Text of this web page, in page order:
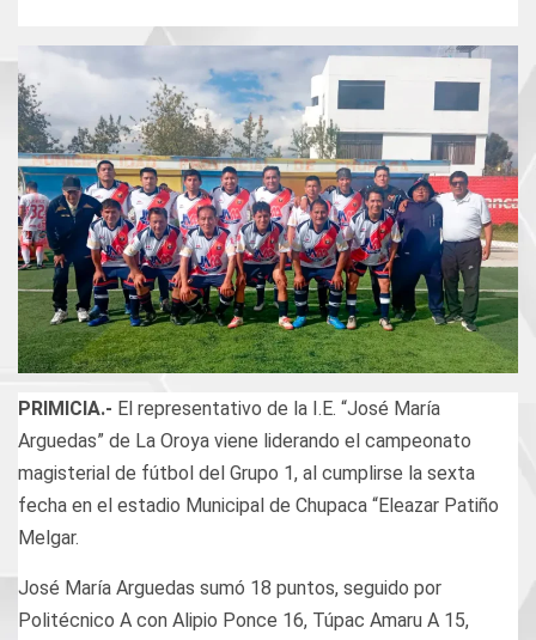
PRIMICIA.- El representativo de la I.E. “José María
Arguedas” de La Oroya viene liderando el campeonato
magisterial de fútbol del Grupo 1, al cumplirse la sexta
fecha en el estadio Municipal de Chupaca “Eleazar Patiño
Melgar.
José María Arguedas sumó 18 puntos, seguido por
Politécnico A con Alipio Ponce 16, Túpac Amaru A 15,